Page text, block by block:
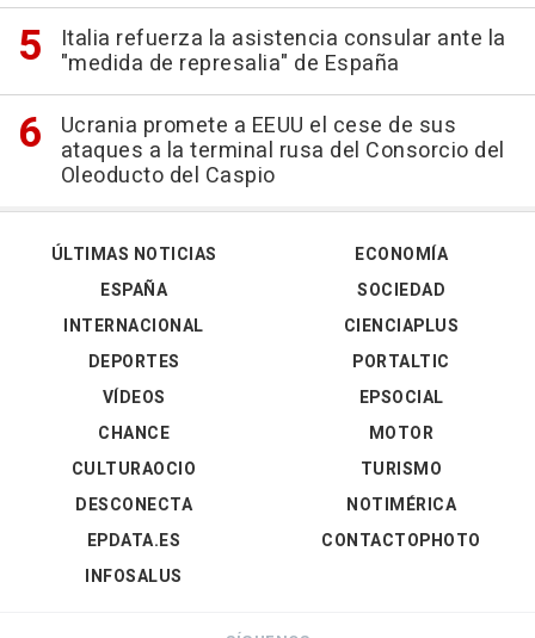
Italia refuerza la asistencia consular ante la
"medida de represalia" de España
Ucrania promete a EEUU el cese de sus
ataques a la terminal rusa del Consorcio del
Oleoducto del Caspio
ÚLTIMAS NOTICIAS
ESPAÑA
INTERNACIONAL
DEPORTES
VÍDEOS
ECONOMÍA
SOCIEDAD
CIENCIAPLUS
PORTALTIC
EPSOCIAL
CHANCE
CULTURAOCIO
DESCONECTA
EPDATA.ES
INFOSALUS
MOTOR
TURISMO
NOTIMÉRICA
CONTACTOPHOTO